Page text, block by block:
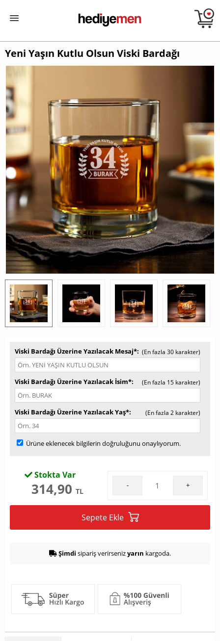
Yeni Yaşın Kutlu Olsun Viski Bardağı
Viski Bardağı Üzerine Yazılacak Mesaj* (En fazla 30 karakter)
Viski Bardağı Üzerine Yazılacak İsim* (En fazla 15 karakter)
Viski Bardağı Üzerine Yazılacak Yaş* (En fazla 2 karakter)
Ürüne eklenecek bilgilerin doğruluğunu onaylıyorum.
Stokta Var
314,90 TL
- +
Sepete Ekle
Şimdi sipariş verirsenizyarın kargoda.